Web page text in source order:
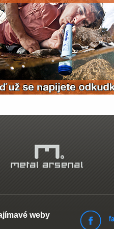
weby